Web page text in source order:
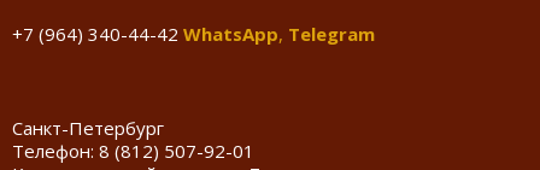
+7 (964) 340-44-42 WhatsApp, Telegram
Санкт-Петербург
Телефон: 8 (812) 507-92-01